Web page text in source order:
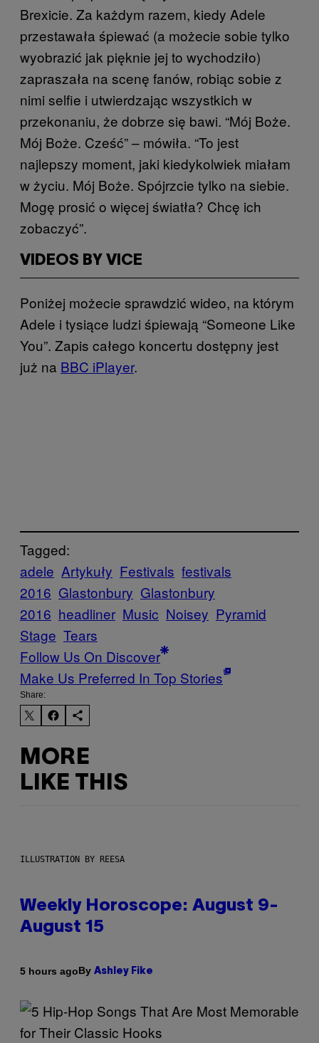
Brexicie. Za każdym razem, kiedy Adele
przestawała śpiewać (a możecie sobie tylko
wyobrazić jak pięknie jej to wychodziło)
zapraszała na scenę fanów, robiąc sobie z
nimi selfie i utwierdzając wszystkich w
przekonaniu, że dobrze się bawi. “Mój Boże.
Mój Boże. Cześć” – mówiła. “To jest
najlepszy moment, jaki kiedykolwiek miałam
w życiu. Mój Boże. Spójrzcie tylko na siebie.
Mogę prosić o więcej światła? Chcę ich
zobaczyć”.
VIDEOS BY VICE
Poniżej możecie sprawdzić wideo, na którym
Adele i tysiące ludzi śpiewają “Someone Like
You”. Zapis całego koncertu dostępny jest
już na BBC iPlayer.
Tagged:
adele Artykuły Festivals festivals
2016 Glastonbury Glastonbury
2016 headliner Music Noisey Pyramid
Stage Tears
Follow Us On Discover
Make Us Preferred In Top Stories
Share:
MORE
LIKE THIS
ILLUSTRATION BY REESA
Weekly Horoscope: August 9-
August 15
5 hours agoBy Ashley Fike